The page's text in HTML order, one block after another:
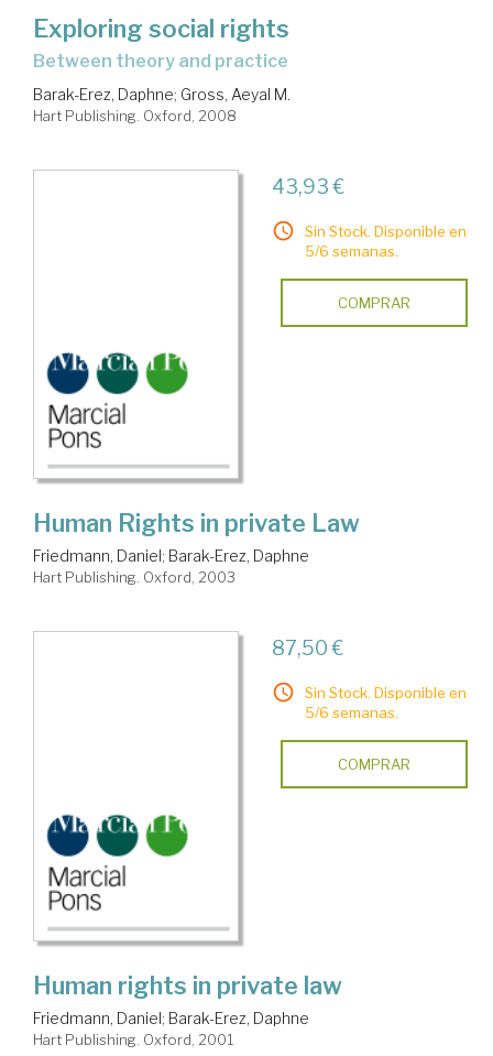
Exploring social rights
between theory and practice
Barak-Erez, Daphne; Gross, Aeyal M.
Hart Publishing. Oxford, 2008
43,93 €
Sin Stock. Disponible en
5/6 semanas.
COMPRAR
Human Rights in private Law
Friedmann, Daniel; Barak-Erez, Daphne
Hart Publishing. Oxford, 2003
87,50 €
Sin Stock. Disponible en
5/6 semanas.
COMPRAR
Human rights in private law
Friedmann, Daniel; Barak-Erez, Daphne
Hart Publishing. Oxford, 2001